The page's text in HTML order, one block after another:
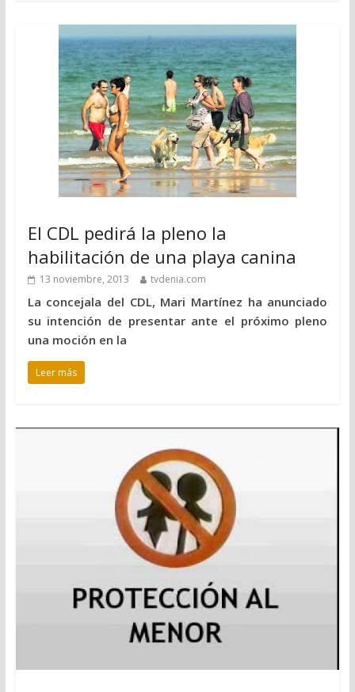
El CDL pedirá la pleno la
habilitación de una playa canina
13 noviembre, 2013 tvdenia.com
La concejala del CDL, Mari Martínez ha anunciado
su intención de presentar ante el próximo pleno
una moción en la
Leer más